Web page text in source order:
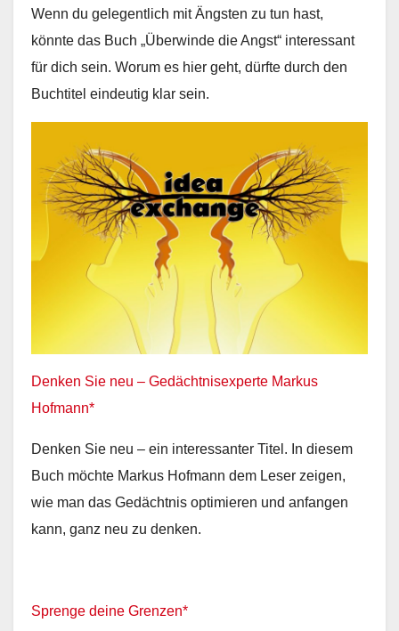
Wenn du gelegentlich mit Ängsten zu tun hast,
könnte das Buch „Überwinde die Angst“ interessant
für dich sein. Worum es hier geht, dürfte durch den
Buchtitel eindeutig klar sein.
Denken Sie neu – Gedächtnisexperte Markus
Hofmann*
Denken Sie neu – ein interessanter Titel. In diesem
Buch möchte Markus Hofmann dem Leser zeigen,
wie man das Gedächtnis optimieren und anfangen
kann, ganz neu zu denken.
Sprenge deine Grenzen*